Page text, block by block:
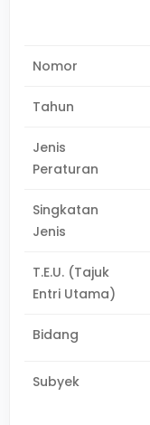
Nomor
Tahun
Jenis
Peraturan
Singkatan
Jenis
T.E.U. (Tajuk
Entri Utama)
Bidang
Subyek